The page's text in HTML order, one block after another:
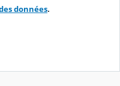
données.